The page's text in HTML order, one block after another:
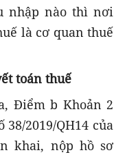
nhập nào thì nơi
là cơ quan thuế
toán thuế
Điểm b Khoản 2
2019/QH14 của
khai, nộp hồ sơ